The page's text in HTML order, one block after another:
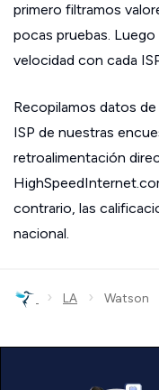
primero filtramos
pocas pruebas.
velocidad con cada
Recopilamos datos
ISP de nuestras
retroalimentación
contrario, las
nacional.
› LA › Watson